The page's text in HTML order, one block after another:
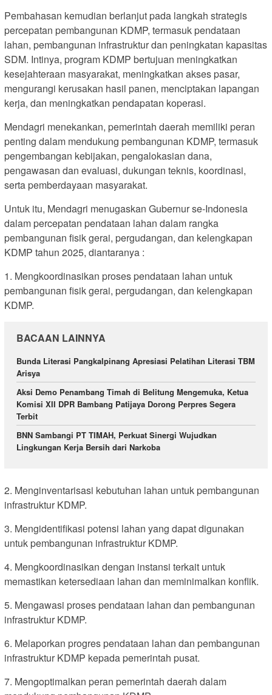
Pembahasan kemudian berlanjut pada langkah strategis
percepatan pembangunan KDMP, termasuk pendataan
lahan, pembangunan infrastruktur dan peningkatan kapasitas
SDM. Intinya, program KDMP bertujuan meningkatkan
kesejahteraan masyarakat, meningkatkan akses pasar,
mengurangi kerusakan hasil panen, menciptakan lapangan
kerja, dan meningkatkan pendapatan koperasi.
Mendagri menekankan, pemerintah daerah memiliki peran
penting dalam mendukung pembangunan KDMP, termasuk
pengembangan kebijakan, pengalokasian dana,
pengawasan dan evaluasi, dukungan teknis, koordinasi,
serta pemberdayaan masyarakat.
Untuk itu, Mendagri menugaskan Gubernur se-Indonesia
dalam percepatan pendataan lahan dalam rangka
pembangunan fisik gerai, pergudangan, dan kelengkapan
KDMP tahun 2025, diantaranya :
1. Mengkoordinasikan proses pendataan lahan untuk
pembangunan fisik gerai, pergudangan, dan kelengkapan
KDMP.
BACAAN LAINNYA
Bunda Literasi Pangkalpinang Apresiasi Pelatihan Literasi TBM
Arisya
Aksi Demo Penambang Timah di Belitung Mengemuka, Ketua
Komisi XII DPR Bambang Patijaya Dorong Perpres Segera
Terbit
BNN Sambangi PT TIMAH, Perkuat Sinergi Wujudkan
Lingkungan Kerja Bersih dari Narkoba
2. Menginventarisasi kebutuhan lahan untuk pembangunan
infrastruktur KDMP.
3. Mengidentifikasi potensi lahan yang dapat digunakan
untuk pembangunan infrastruktur KDMP.
4. Mengkoordinasikan dengan instansi terkait untuk
memastikan ketersediaan lahan dan meminimalkan konflik.
5. Mengawasi proses pendataan lahan dan pembangunan
infrastruktur KDMP.
6. Melaporkan progres pendataan lahan dan pembangunan
infrastruktur KDMP kepada pemerintah pusat.
7. Mengoptimalkan peran pemerintah daerah dalam